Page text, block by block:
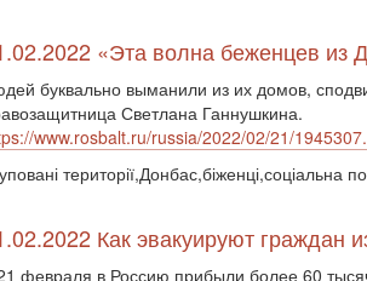
«Эта волна беженцев
буквально выманили из их домов,
Светлана Ганнушкина.
www.rosbalt.ru/russia/2022/02/21/
території,Донбас,біженці,соціальна
Как эвакуируют граждан
февраля в Россию прибыли более 60